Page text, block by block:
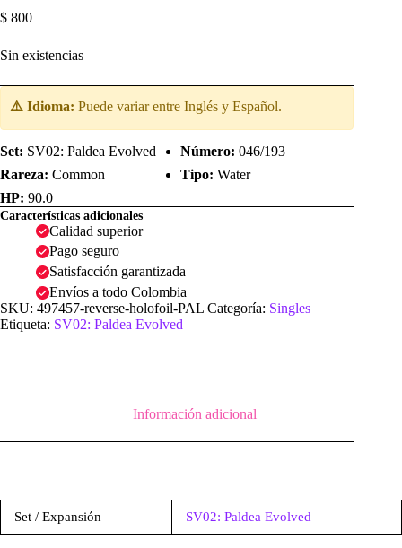
$ 800
Sin existencias
⚠️ Idioma: Puede variar entre Inglés y Español.
Set: SV02: Paldea Evolved Número: 046/193
Rareza: Common Tipo: Water
HP: 90.0
Características adicionales
Calidad superior
Pago seguro
Satisfacción garantizada
Envíos a todo Colombia
SKU: 497457-reverse-holofoil-PAL Categoría: Singles
Etiqueta: SV02: Paldea Evolved
Información adicional
Set / Expansión SV02: Paldea Evolved